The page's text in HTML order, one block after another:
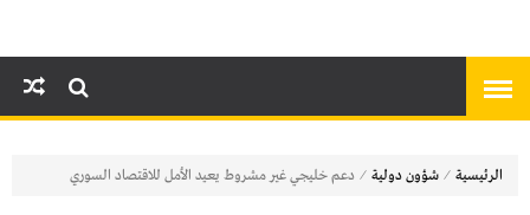
الرئيسية ⁄ شؤون دولية ⁄ دعم خليجي غير مشروط يعيد الأمل للاقتصاد السوري